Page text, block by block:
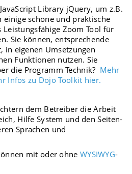
Library jQuery, um z.B.
einige schöne und praktische
Leistungsfähige Zoom Tool für
Sie können, entsprechende
in eigenen Umsetzungen
Funktionen nutzen. Sie
die Programm Technik? Mehr
Infos zu Dojo Toolkit hier.
dem Betreiber die Arbeit
Hilfe System und den Seiten-
Sprachen und
mit oder ohne WYSIWYG-